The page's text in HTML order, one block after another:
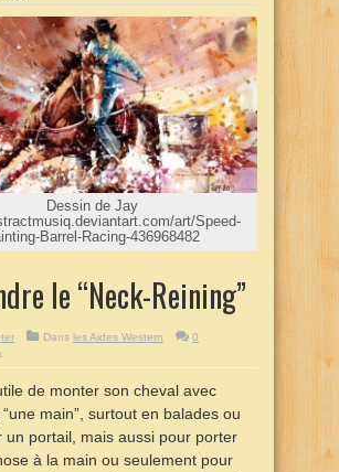
Dessin de Jay
art/Speed-
Barrel-Racing-436968482
le “Neck-Reining”
Dans les Aides Western
0
de monter son cheval avec
main”, surtout en balades ou
un portail, mais aussi pour porter
à la main ou seulement pour